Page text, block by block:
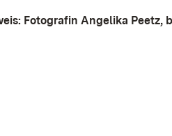
Fotografin Angelika